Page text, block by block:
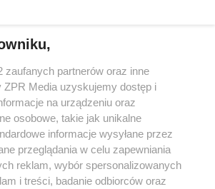
w serwisie nie może być powielany i
dalej rozpowszechniany w jakikolwiek sposób (w
lub mechaniczny) na jakimkolwiek polu
formie, włącznie z umieszczaniem w
zgody właściciela praw. Jakiekolwiek użycie lub
w całości lub w części z naruszeniem prawa,
jest zabronione pod groźbą kary i może być
zaufanych partnerów oraz inne
ZPR Media uzyskujemy dostęp i
na urządzeniu oraz
osobowe, takie jak unikalne
informacje wysyłane przez
przeglądania w celu zapewniania
reklam, wybór spersonalizowanych
i treści, badanie odbiorców oraz